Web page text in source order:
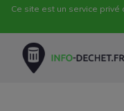
Ce site est un service